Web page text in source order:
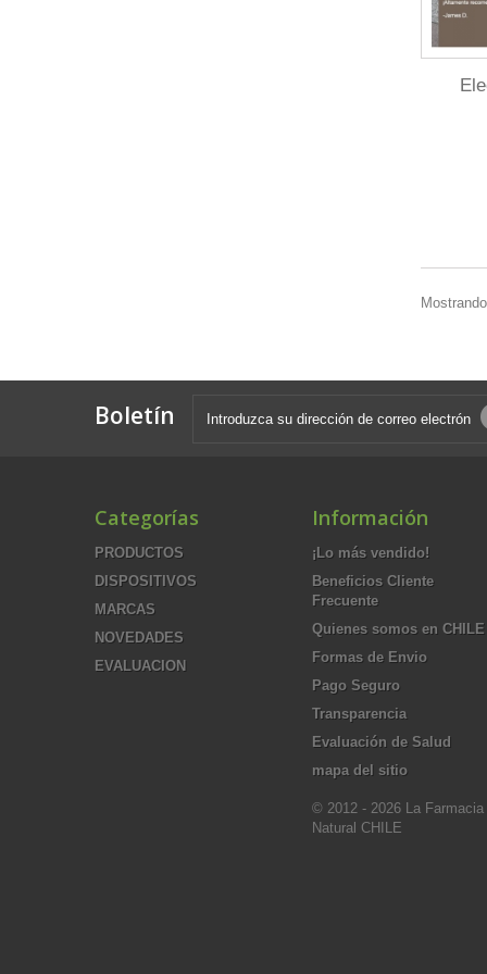
Boletín
Categorías
PRODUCTOS
DISPOSITIVOS
MARCAS
NOVEDADES
EVALUACION
Información
¡Lo más vendido!
Beneficios Cliente
Frecuente
Quienes somos en CHILE
Formas de Envio
Pago Seguro
Transparencia
Evaluación de Salud
mapa del sitio
© 2012 - 2026 La Farmacia
Natural CHILE